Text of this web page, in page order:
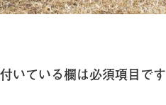
いている欄は必須項目です